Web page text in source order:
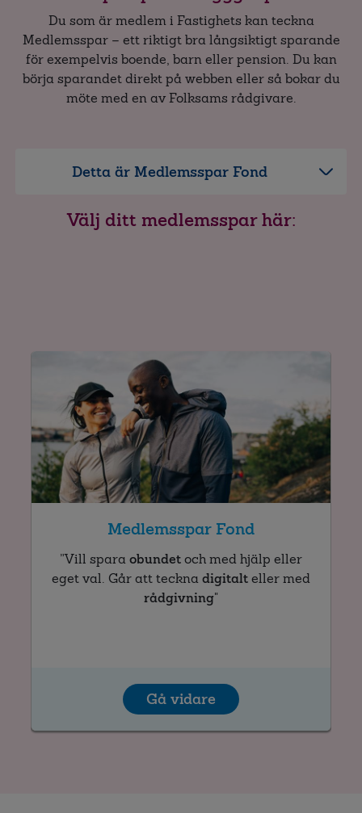
Ägarlägenhetsförsäkring
Du som är medlem i Fastighets kan teckna
Medlemsspar – ett riktigt bra långsiktigt sparande
för exempelvis boende, barn eller pension. Du kan
börja sparandet direkt på webben eller så bokar du
möte med en av Folksams rådgivare.
Detta är Medlemsspar Fond
Välj ditt medlemsspar här:
Medlemsspar Fond
”Vill sparaobundetoch med hjälp eller
eget val. Går att tecknadigitalteller med
rådgivning"
Gå vidare